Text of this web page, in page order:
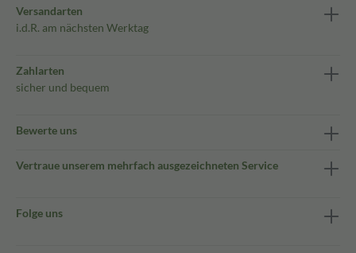
Versandarten
i.d.R. am nächsten Werktag
Zahlarten
sicher und bequem
Bewerte uns
Vertraue unserem mehrfach ausgezeichneten Service
Folge uns